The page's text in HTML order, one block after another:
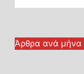
Άρθρα ανά μήνα